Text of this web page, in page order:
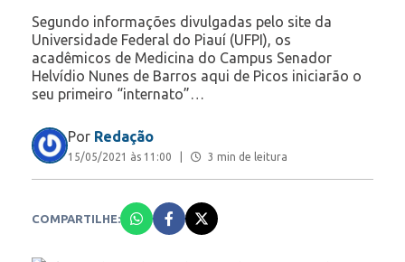
Segundo informações divulgadas pelo site da
Universidade Federal do Piauí (UFPI), os
acadêmicos de Medicina do Campus Senador
Helvídio Nunes de Barros aqui de Picos iniciarão o
seu primeiro “internato”…
Por Redação
15/05/2021 às 11:00 3 min de leitura
COMPARTILHE: